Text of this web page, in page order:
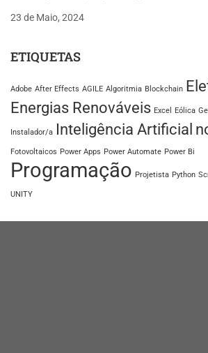
23 de Maio, 2024
ETIQUETAS
Adobe After Effects AGILE Algoritmia Blockchain
Energias Renováveis Excel Eólica
Instalador/a Inteligência Artificial
Fotovoltaicos Power Apps Power Automate Power Bi
Programação Projetista Python
UNITY